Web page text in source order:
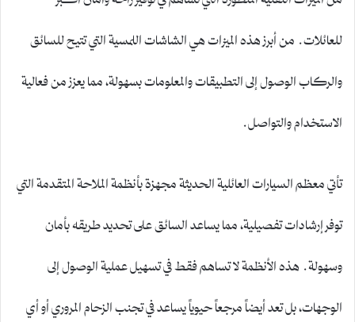
للعائلات. من أبرز هذه الميزات هي الشاشات اللمسية التي تتيح للسائق
والركاب الوصول إلى التطبيقات والمعلومات بسهولة، مما يعزز من فعالية
الاستخدام والتواصل.
تأتي معظم السيارات العائلية الحديثة مجهزة بأنظمة الملاحة المتقدمة التي
توفر إرشادات تفصيلية، مما يساعد السائق على تحديد طريقه بأمان
وسهولة. هذه الأنظمة لا تساهم فقط في تسهيل عملية الوصول إلى
الوجهات، بل تعد أيضاً مرجعاً حيوياً يساعد في تجنب الزحام المروري أو أي